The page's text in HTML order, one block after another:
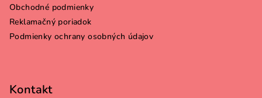
Obchodné podmienky
Reklamačný poriadok
Podmienky ochrany osobných údajov
Kontakt